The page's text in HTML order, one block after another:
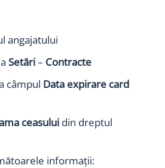
angajatului
Setări– Contracte
câmpul Data expirare card
ceasului din dreptul
informații: